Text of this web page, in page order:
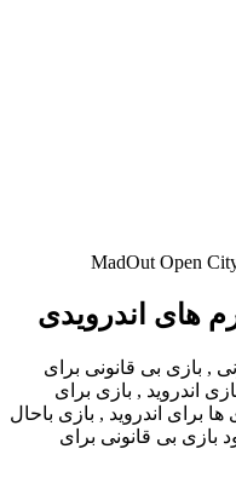
های اندرویدی